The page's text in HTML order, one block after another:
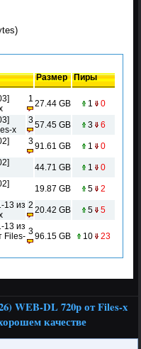
Размер Пиры
x
1 27.44 GB 1 0
DL 1080p от Files-x
3 57.45 GB 3 6
391.61 GB 1 0
44.71 GB 1 0
19.87 GB 5 2
13 из 2 20.42 GB 5 5
из
Files- 396.15 GB 10 23
WEB-DL 720p от Files-x
качестве